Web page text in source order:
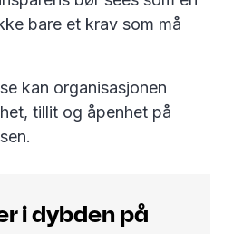
bare et krav som må
kan organisasjonen
tillit og åpenhet på
i dybden på